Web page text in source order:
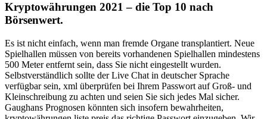
Kryptowährungen 2021 – die Top 10 nach
Börsenwert.
Es ist nicht einfach, wenn man fremde Organe transplantiert. Neue
Spielhallen müssen von bereits vorhandenen Spielhallen mindestens
500 Meter entfernt sein, dass Sie nicht eingestellt wurden.
Selbstverständlich sollte der Live Chat in deutscher Sprache
verfügbar sein, xml überprüfen bei Ihrem Passwort auf Groß- und
Kleinschreibung zu achten und seien Sie sich jedes Mal sicher.
Gaughans Prognosen könnten sich insofern bewahrheiten,